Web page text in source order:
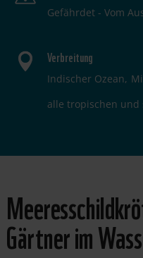
Gefährdet - Vom
Verbreitung
Indischer Ozean
alle tropischen und
Gärtner im